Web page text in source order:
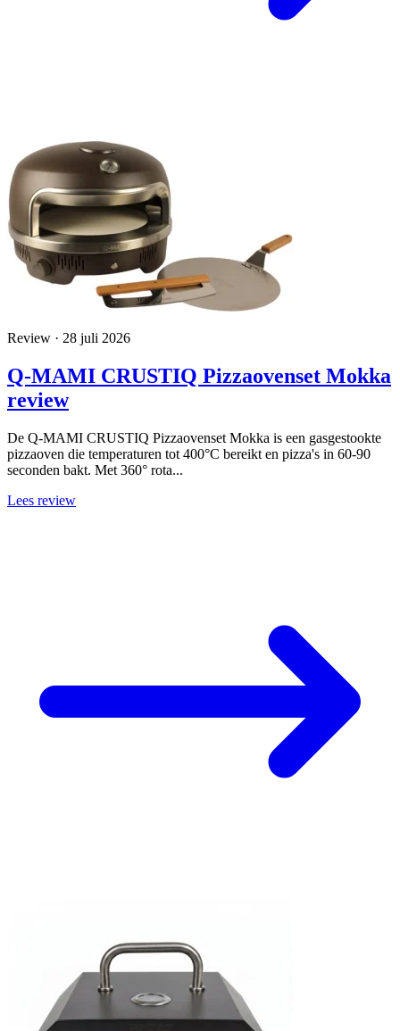
Review · 28 juli 2026
Q-MAMI CRUSTIQ Pizzaovenset Mokka
review
De Q-MAMI CRUSTIQ Pizzaovenset Mokka is een gasgestookte
pizzaoven die temperaturen tot 400°C bereikt en pizza's in 60-90
seconden bakt. Met 360° rota...
Lees review